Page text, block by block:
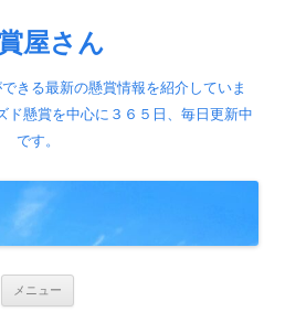
屋さん
きる最新の懸賞情報を紹介していま
ド懸賞を中心に３６５日、毎日更新中
です。
メニュー